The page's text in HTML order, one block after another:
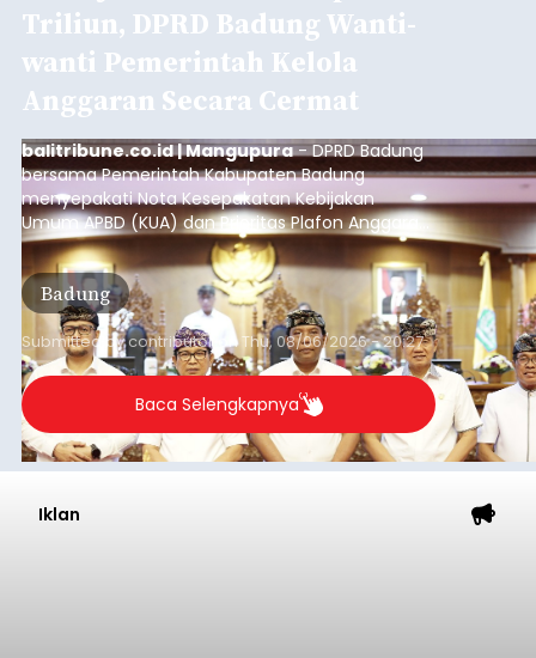
Triliun, DPRD Badung Wanti-
wanti Pemerintah Kelola
Anggaran Secara Cermat
balitribune.co.id | Mangupura- DPRD Badung
bersama Pemerintah Kabupaten Badung
menyepakati Nota Kesepakatan Kebijakan
Umum APBD (KUA) dan Prioritas Plafon Anggaran
Sementara (PPAS) Tahun Anggaran 2027 dalam
rapat paripurna yang digelar di Gedung DPRD
Badung, Kamis (6/8/2026).
Badung
Submitted bycontributor onThu, 08/06/2026 - 20:27
Baca Selengkapnya
Iklan